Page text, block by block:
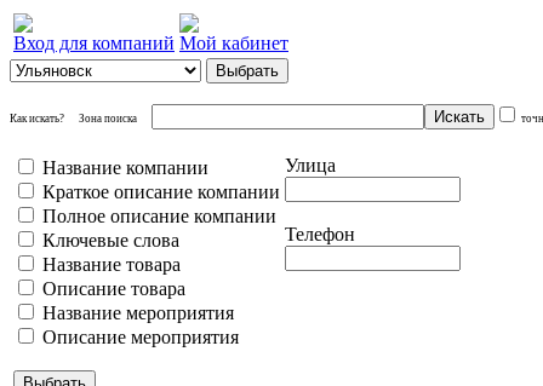
Вход для компаний Мой кабинет
Как искать? Зона поиска
Название компании
Краткое описание компании
Полное описание компании
Ключевые слова
Название товара
Описание товара
Название мероприятия
Описание мероприятия
Улица
Телефон